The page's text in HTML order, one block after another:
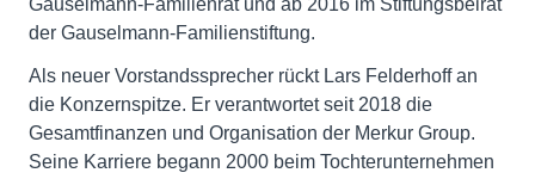
Gauselmann-Familienrat und ab 2016 im Stiftungsbeirat
der Gauselmann-Familienstiftung.
Als neuer Vorstandssprecher rückt Lars Felderhoff an
die Konzernspitze. Er verantwortet seit 2018 die
Gesamtfinanzen und Organisation der Merkur Group.
Seine Karriere begann 2000 beim Tochterunternehmen